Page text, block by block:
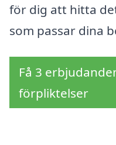
för dig att hitta
som passar dina
Få 3
förpliktelser